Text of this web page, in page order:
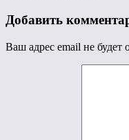
Добавить
Ваш адрес email не будет